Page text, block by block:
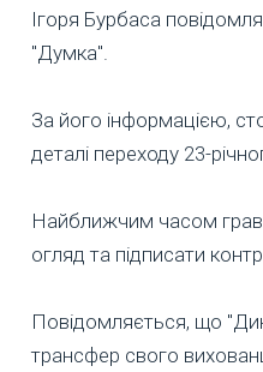
Ігоря Бурбаса
"Думка".
За його інформацією,
деталі переходу 23-
Найближчим часом
огляд та підписати
Повідомляється, що
трансфер свого